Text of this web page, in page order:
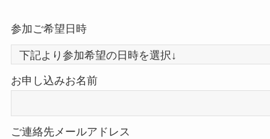
参加ご希望日時
お申し込みお名前
ご連絡先メールアドレス